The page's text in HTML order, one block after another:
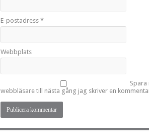
E-postadress *
Webbplats
webbläsare till nästa gång jag skriver en